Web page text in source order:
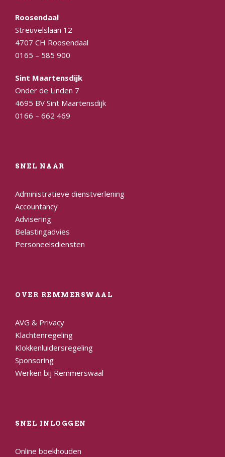
Roosendaal
Streuvelslaan 12
4707 CH Roosendaal
0165 – 585 900
Sint Maartensdijk
Onder de Linden 7
4695 BV Sint Maartensdijk
0166 – 662 469
SNEL NAAR
Administratieve dienstverlening
Accountancy
Advisering
Belastingadvies
Personeelsdiensten
OVER REMMERSWAAL
AVG & Privacy
Klachtenregeling
Klokkenluidersregeling
Sponsoring
Werken bij Remmerswaal
SNEL INLOGGEN
Online boekhouden